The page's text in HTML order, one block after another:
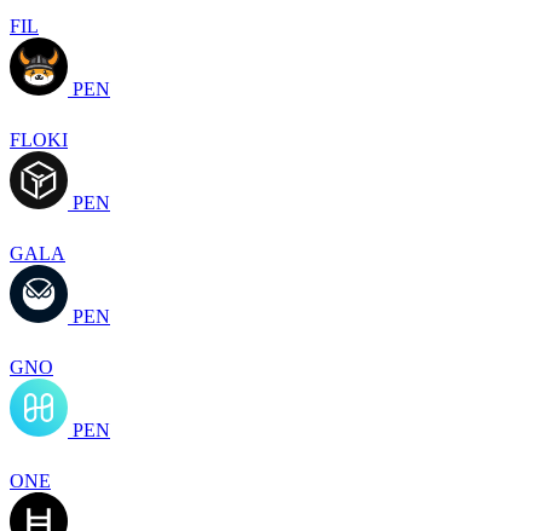
FIL
PEN
FLOKI
PEN
GALA
PEN
GNO
PEN
ONE